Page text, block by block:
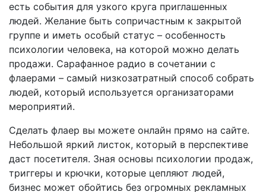
есть события для узкого круга приглашенных
людей. Желание быть сопричастным к закрытой
группе и иметь особый статус – особенность
психологии человека, на которой можно делать
продажи. Сарафанное радио в сочетании с
флаерами – самый низкозатратный способ собрать
людей, который используется организаторами
мероприятий.
Сделать флаер вы можете онлайн прямо на сайте.
Небольшой яркий листок, который в перспективе
даст посетителя. Зная основы психологии продаж,
триггеры и крючки, которые цепляют людей,
бизнес может обойтись без огромных рекламных